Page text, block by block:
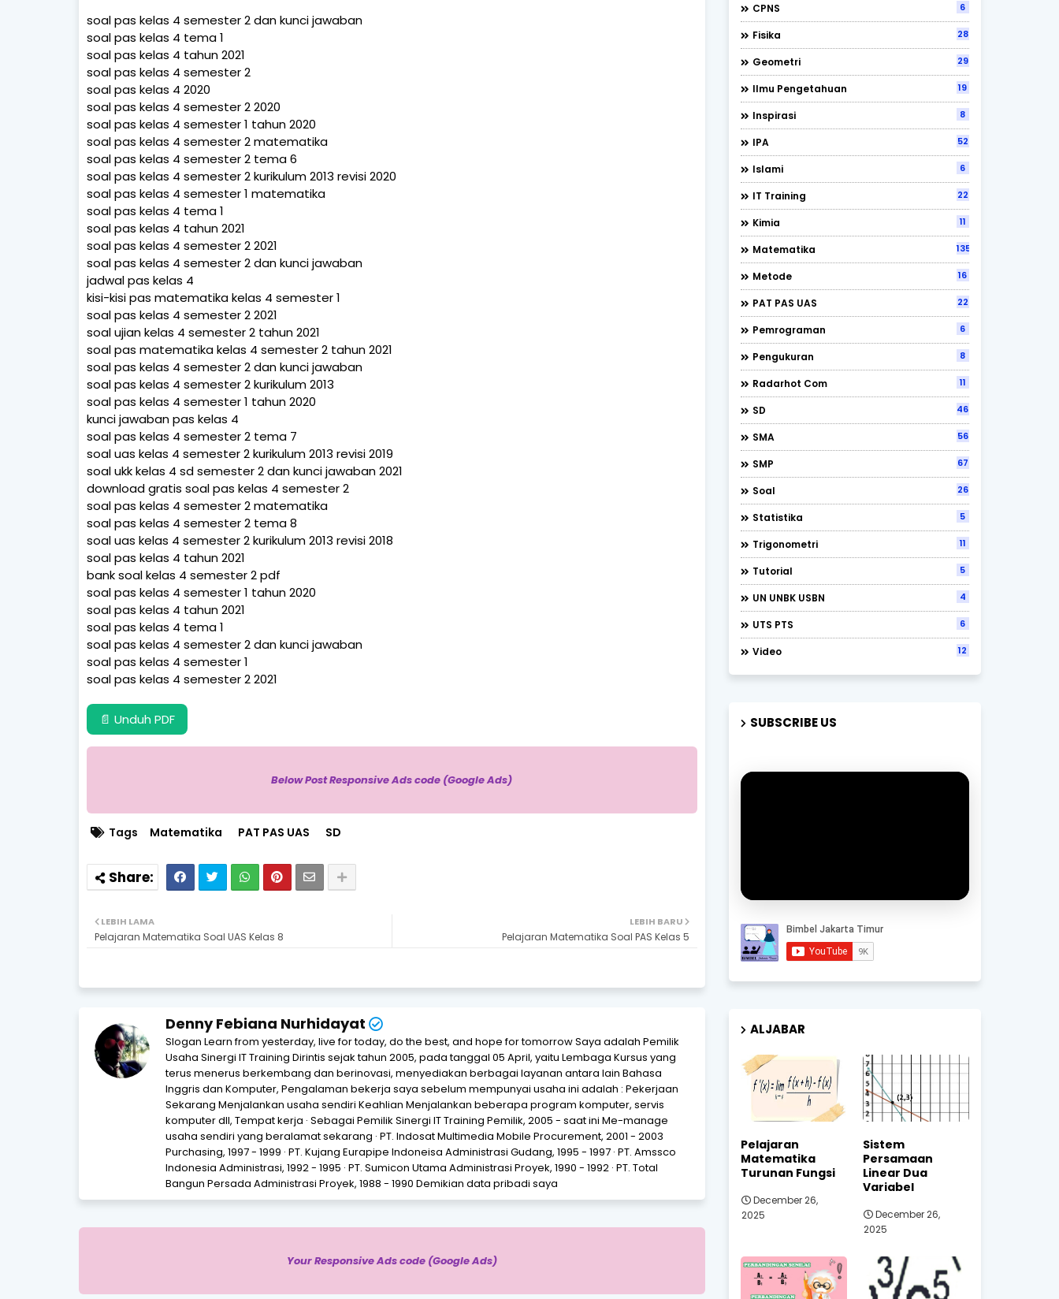
soal pas kelas 4 semester 2 dan kunci jawaban
soal pas kelas 4 tema 1
soal pas kelas 4 tahun 2021
soal pas kelas 4 semester 2
soal pas kelas 4 2020
soal pas kelas 4 semester 2 2020
soal pas kelas 4 semester 1 tahun 2020
soal pas kelas 4 semester 2 matematika
soal pas kelas 4 semester 2 tema 6
soal pas kelas 4 semester 2 kurikulum 2013 revisi 2020
soal pas kelas 4 semester 1 matematika
soal pas kelas 4 tema 1
soal pas kelas 4 tahun 2021
soal pas kelas 4 semester 2 2021
soal pas kelas 4 semester 2 dan kunci jawaban
jadwal pas kelas 4
kisi-kisi pas matematika kelas 4 semester 1
soal pas kelas 4 semester 2 2021
soal ujian kelas 4 semester 2 tahun 2021
soal pas matematika kelas 4 semester 2 tahun 2021
soal pas kelas 4 semester 2 dan kunci jawaban
soal pas kelas 4 semester 2 kurikulum 2013
soal pas kelas 4 semester 1 tahun 2020
kunci jawaban pas kelas 4
soal pas kelas 4 semester 2 tema 7
soal uas kelas 4 semester 2 kurikulum 2013 revisi 2019
soal ukk kelas 4 sd semester 2 dan kunci jawaban 2021
download gratis soal pas kelas 4 semester 2
soal pas kelas 4 semester 2 matematika
soal pas kelas 4 semester 2 tema 8
soal uas kelas 4 semester 2 kurikulum 2013 revisi 2018
soal pas kelas 4 tahun 2021
bank soal kelas 4 semester 2 pdf
soal pas kelas 4 semester 1 tahun 2020
soal pas kelas 4 tahun 2021
soal pas kelas 4 tema 1
soal pas kelas 4 semester 2 dan kunci jawaban
soal pas kelas 4 semester 1
soal pas kelas 4 semester 2 2021
📄 Unduh PDF
Below Post Responsive Ads code (Google Ads)
Tags Matematika PAT PAS UAS SD
LEBIH BARU
Pelajaran Matematika Soal PAS Kelas 5
LEBIH LAMA
Pelajaran Matematika Soal UAS Kelas 8
Denny Febiana Nurhidayat
Slogan Learn from yesterday, live for today, do the best, and hope for tomorrow Saya adalah Pemilik
Usaha Sinergi IT Training Dirintis sejak tahun 2005, pada tanggal 05 April, yaitu Lembaga Kursus yang
terus menerus berkembang dan berinovasi, menyediakan berbagai layanan antara lain Bahasa
Inggris dan Komputer, Pengalaman bekerja saya sebelum mempunyai usaha ini adalah : Pekerjaan
Sekarang Menjalankan usaha sendiri Keahlian Menjalankan beberapa program komputer, servis
komputer dll, Tempat kerja · Sebagai Pemilik Sinergi IT Training Pemilik, 2005 - saat ini Me-manage
usaha sendiri yang beralamat sekarang · PT. Indosat Multimedia Mobile Procurement, 2001 - 2003
Purchasing, 1997 - 1999 · PT. Kujang Eurapipe Indoneisa Administrasi Gudang, 1995 - 1997 · PT. Amssco
Indonesia Administrasi, 1992 - 1995 · PT. Sumicon Utama Administrasi Proyek, 1990 - 1992 · PT. Total
Bangun Persada Administrasi Proyek, 1988 - 1990 Demikian data pribadi saya
Your Responsive Ads code (Google Ads)
CPNS 6
Fisika 28
Geometri 29
Ilmu Pengetahuan 19
Inspirasi 8
IPA 52
Islami 6
IT Training 22
Kimia 11
Matematika 135
Metode 16
PAT PAS UAS 22
Pemrograman 6
Pengukuran 8
Radarhot Com 11
SD 46
SMA 56
SMP 67
Soal 26
Statistika 5
Trigonometri 11
Tutorial 5
UN UNBK USBN 4
UTS PTS 6
Video 12
SUBSCRIBE US
ALJABAR
Pelajaran
Matematika
Turunan Fungsi
December 26,
2025
Sistem
Persamaan
Linear Dua
Variabel
December 26,
2025